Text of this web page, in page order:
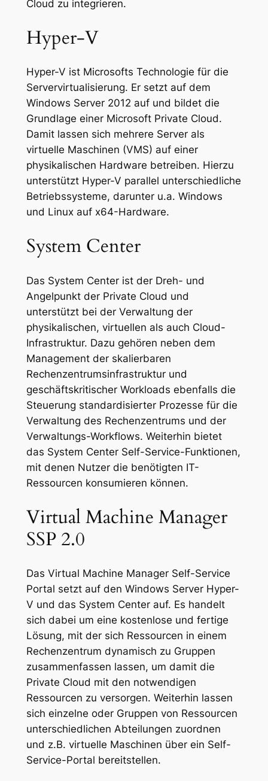
Cloud zu integrieren.
Hyper-V
Hyper-V ist Microsofts Technologie für die
Servervirtualisierung. Er setzt auf dem
Windows Server 2012 auf und bildet die
Grundlage einer Microsoft Private Cloud.
Damit lassen sich mehrere Server als
virtuelle Maschinen (VMS) auf einer
physikalischen Hardware betreiben. Hierzu
unterstützt Hyper-V parallel unterschiedliche
Betriebssysteme, darunter u.a. Windows
und Linux auf x64-Hardware.
System Center
Das System Center ist der Dreh- und
Angelpunkt der Private Cloud und
unterstützt bei der Verwaltung der
physikalischen, virtuellen als auch Cloud-
Infrastruktur. Dazu gehören neben dem
Management der skalierbaren
Rechenzentrumsinfrastruktur und
geschäftskritischer Workloads ebenfalls die
Steuerung standardisierter Prozesse für die
Verwaltung des Rechenzentrums und der
Verwaltungs-Workflows. Weiterhin bietet
das System Center Self-Service-Funktionen,
mit denen Nutzer die benötigten IT-
Ressourcen konsumieren können.
Virtual Machine Manager
SSP 2.0
Das Virtual Machine Manager Self-Service
Portal setzt auf den Windows Server Hyper-
V und das System Center auf. Es handelt
sich dabei um eine kostenlose und fertige
Lösung, mit der sich Ressourcen in einem
Rechenzentrum dynamisch zu Gruppen
zusammenfassen lassen, um damit die
Private Cloud mit den notwendigen
Ressourcen zu versorgen. Weiterhin lassen
sich einzelne oder Gruppen von Ressourcen
unterschiedlichen Abteilungen zuordnen
und z.B. virtuelle Maschinen über ein Self-
Service-Portal bereitstellen.